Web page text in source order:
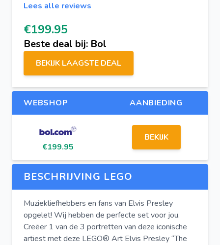
Lees alle reviews
€199.95
Beste deal bij: Bol
BEKIJK LAAGSTE DEAL
WEBSHOP AANBIEDING
€199.95
BEKIJK
BESCHRIJVING LEGO
Muziekliefhebbers en fans van Elvis Presley
opgelet! Wij hebben de perfecte set voor jou.
Creëer 1 van de 3 portretten van deze iconische
artiest met deze LEGO® Art Elvis Presley “The